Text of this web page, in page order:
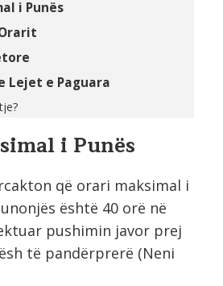
i Punës
Lejet e Paguara
i Punës
që orari maksimal i
është 40 orë në
pushimin javor prej
të pandërprerë (Neni